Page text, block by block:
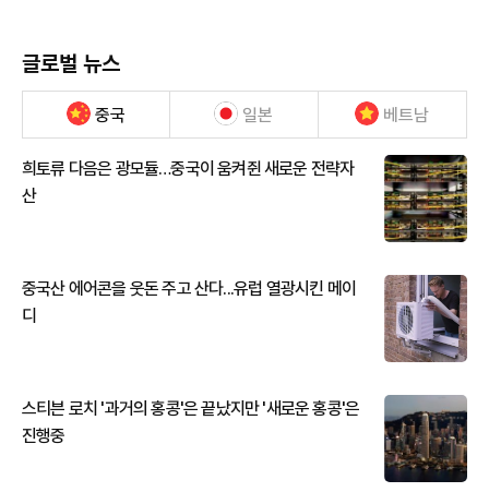
글로벌 뉴스
중국 일본 베트남
희토류 다음은 광모듈…중국이 움켜쥔 새로운 전략자
산
중국산 에어콘을 웃돈 주고 산다...유럽 열광시킨 메이
디
스티븐 로치 '과거의 홍콩'은 끝났지만 '새로운 홍콩'은
진행중